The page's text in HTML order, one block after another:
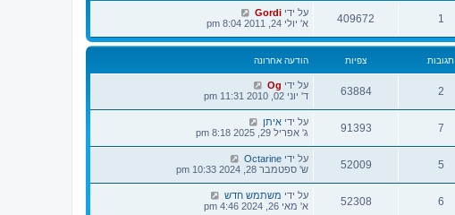
1
409672 על ידי Gordi
א' יולי 24, 2011 8:04 pm
תגובות צפיות הודעה אחרונה
2
63884 על ידי Og
ד' יוני 02, 2010 11:31 pm
7
91393 על ידי איתן
ג' אפריל 29, 2025 8:18 pm
5
52009 על ידי Octarine
ש' ספטמבר 28, 2024 10:33 pm
6
52308 על ידי משתמש חדש
א' מאי 26, 2024 4:46 pm